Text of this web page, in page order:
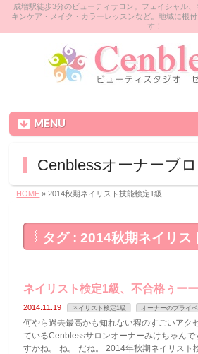
成増駅徒歩3分のビューティサロン。フェイシャル
キンケア・メイク・カラーレッスンなど。地域に根
す！
MENU
Cenblessオーナーブ
HOME » 2014秋期ネイリスト技能検定1級
タグ : 2014秋期ネイリス
ネイリスト検定1級、不合格ぅーー
2014.11.19 ネイリスト検定1級 オーナーのプライベ
何やら過去最高かも知れない程のすごいアク
ているCenblessサロンオーナーみけちゃん
すかね。 ね。 だね。 2014年秋期ネイリスト